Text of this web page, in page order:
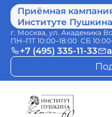
Приёмная
Институте
г. Москва, ул. Академика
ПН–ПТ 10:00–18:00 СБ
+7 (495) 335-11-33